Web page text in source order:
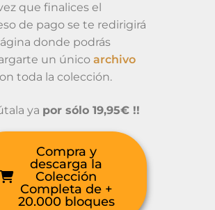
que finalices el
de pago se te redirigirá
donde podrás
un único archivo
toda la colección.
ya por sólo 19,95€ !!
Compra y
descarga la
Colección
Completa de +
20.000 bloques